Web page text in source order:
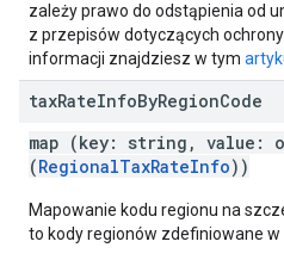
zależy prawo do odstąpienia od
z przepisów dotyczących
informacji znajdziesz w tym
taxRateInfoByRegionCode
map (key: string, value:
(RegionalTaxRateInfo))
Mapowanie kodu regionu na
to kody regionów zdefiniowane w